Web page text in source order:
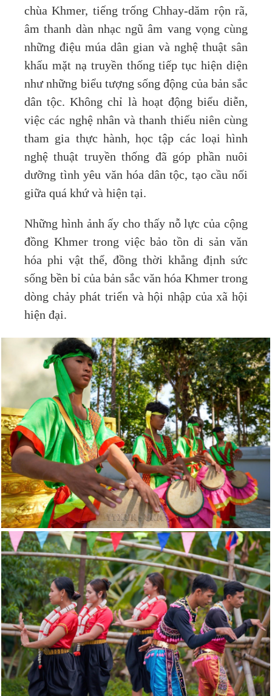
chùa Khmer, tiếng trống Chhay-dăm rộn rã,
âm thanh dàn nhạc ngũ âm vang vọng cùng
những điệu múa dân gian và nghệ thuật sân
khấu mặt nạ truyền thống tiếp tục hiện diện
như những biểu tượng sống động của bản sắc
dân tộc. Không chỉ là hoạt động biểu diễn,
việc các nghệ nhân và thanh thiếu niên cùng
tham gia thực hành, học tập các loại hình
nghệ thuật truyền thống đã góp phần nuôi
dưỡng tình yêu văn hóa dân tộc, tạo cầu nối
giữa quá khứ và hiện tại.
Những hình ảnh ấy cho thấy nỗ lực của cộng
đồng Khmer trong việc bảo tồn di sản văn
hóa phi vật thể, đồng thời khẳng định sức
sống bền bỉ của bản sắc văn hóa Khmer trong
dòng chảy phát triển và hội nhập của xã hội
hiện đại.